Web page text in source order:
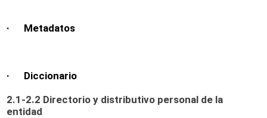
· Metadatos
· Diccionario
2.1-2.2 Directorio y distributivo personal de la
entidad